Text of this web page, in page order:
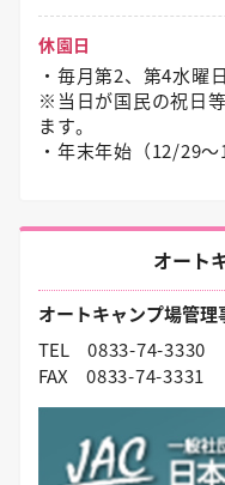
休園日
・毎月第2、第4水曜日
※当日が国民の祝日
ます。
・年末年始（12/29〜
オート
オートキャンプ場管理
TEL 0833-74-3330
FAX 0833-74-3331